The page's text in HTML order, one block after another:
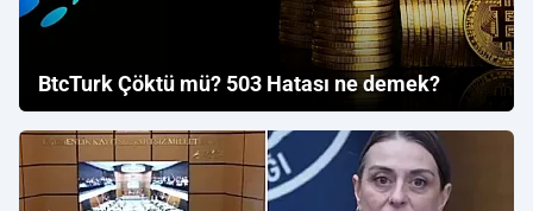
BtcTurk Çöktü mü? 503 Hatası ne demek?